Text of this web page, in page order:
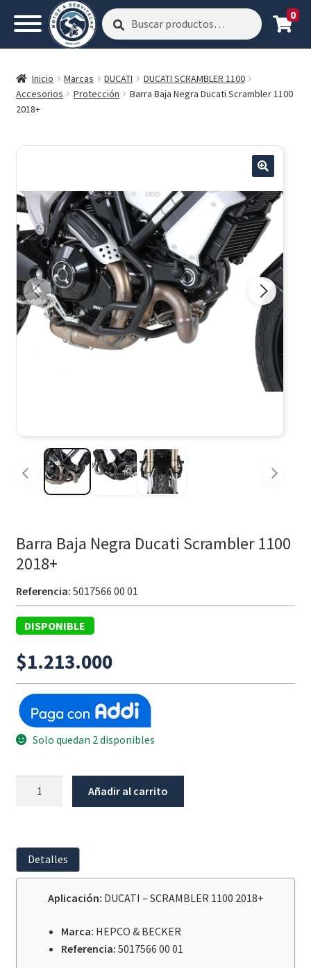
Buscar
por:
Buscar 0
Inicio Marcas DUCATI
DUCATI SCRAMBLER 1100
Accesorios
Protección
Barra Baja Negra Ducati Scrambler 1100
2018+
Barra Baja Negra Ducati Scrambler 1100
2018+
Referencia: 5017566 00 01
DISPONIBLE
$1.213.000
Solo quedan 2 disponibles
Scrambler
1100
cantidad
Añadir al carrito
Detalles
Aplicación: DUCATI – SCRAMBLER 1100 2018+
Marca: HEPCO & BECKER
Referencia: 5017566 00 01